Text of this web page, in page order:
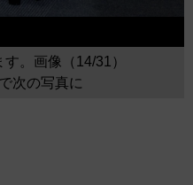
。画像（14/31）
次の写真に